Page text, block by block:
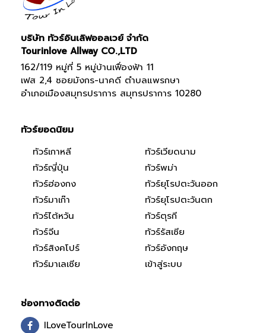
บริษัท ทัวร์อินเลิฟออลเวย์ จำกัด
Tourinlove Allway CO.,LTD
162/119 หมู่ที่ 5 หมู่บ้านเฟื่องฟ้า 11
เฟส 2,4 ซอยมังกร-นาคดี ตำบลแพรกษา
อำเภอเมืองสมุทรปราการ สมุทรปราการ 10280
ทัวร์ยอดนิยม
ทัวร์เกาหลี
ทัวร์ญี่ปุ่น
ทัวร์ฮ่องกง
ทัวร์มาเก๊า
ทัวร์ไต้หวัน
ทัวร์จีน
ทัวร์สิงคโปร์
ทัวร์มาเลเซีย
ทัวร์เวียดนาม
ทัวร์พม่า
ทัวร์ยุโรปตะวันออก
ทัวร์ยุโรปตะวันตก
ทัวร์ตุรกี
ทัวร์รัสเซีย
ทัวร์อังกฤษ
เข้าสู่ระบบ
ช่องทางติดต่อ
ILoveTourInLove